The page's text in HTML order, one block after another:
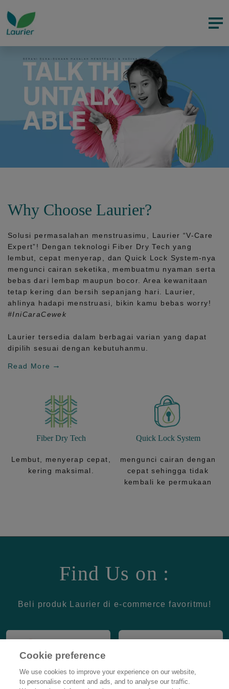
Why Choose Laurier?
Solusi permasalahan menstruasimu, Laurier “V-Care
Expert”! Dengan teknologi Fiber Dry Tech yang
lembut, cepat menyerap, danQuick Lock System-nya
mengunci cairan seketika, membuatmu nyaman serta
bebas dari lembap maupun bocor. Area kewanitaan
tetap kering dan bersih sepanjang hari.
Laurier,
ahlinya hadapi menstruasi, bikin kamu bebas worry!
#IniCaraCewek
Laurier tersedia dalam berbagai varian yang dapat
dipilih sesuai dengan kebutuhanmu.
Read More
Fiber Dry Tech
Lembut, menyerap cepat,
kering maksimal.
Quick Lock System
mengunci cairan dengan
cepat sehingga tidak
kembali ke permukaan
Find Us on :
Beli produk Laurier di e-commerce favoritmu!
Cookie preference
We use cookies to improve your experience on our website,
to personalise content and ads, and to analyse our traffic.